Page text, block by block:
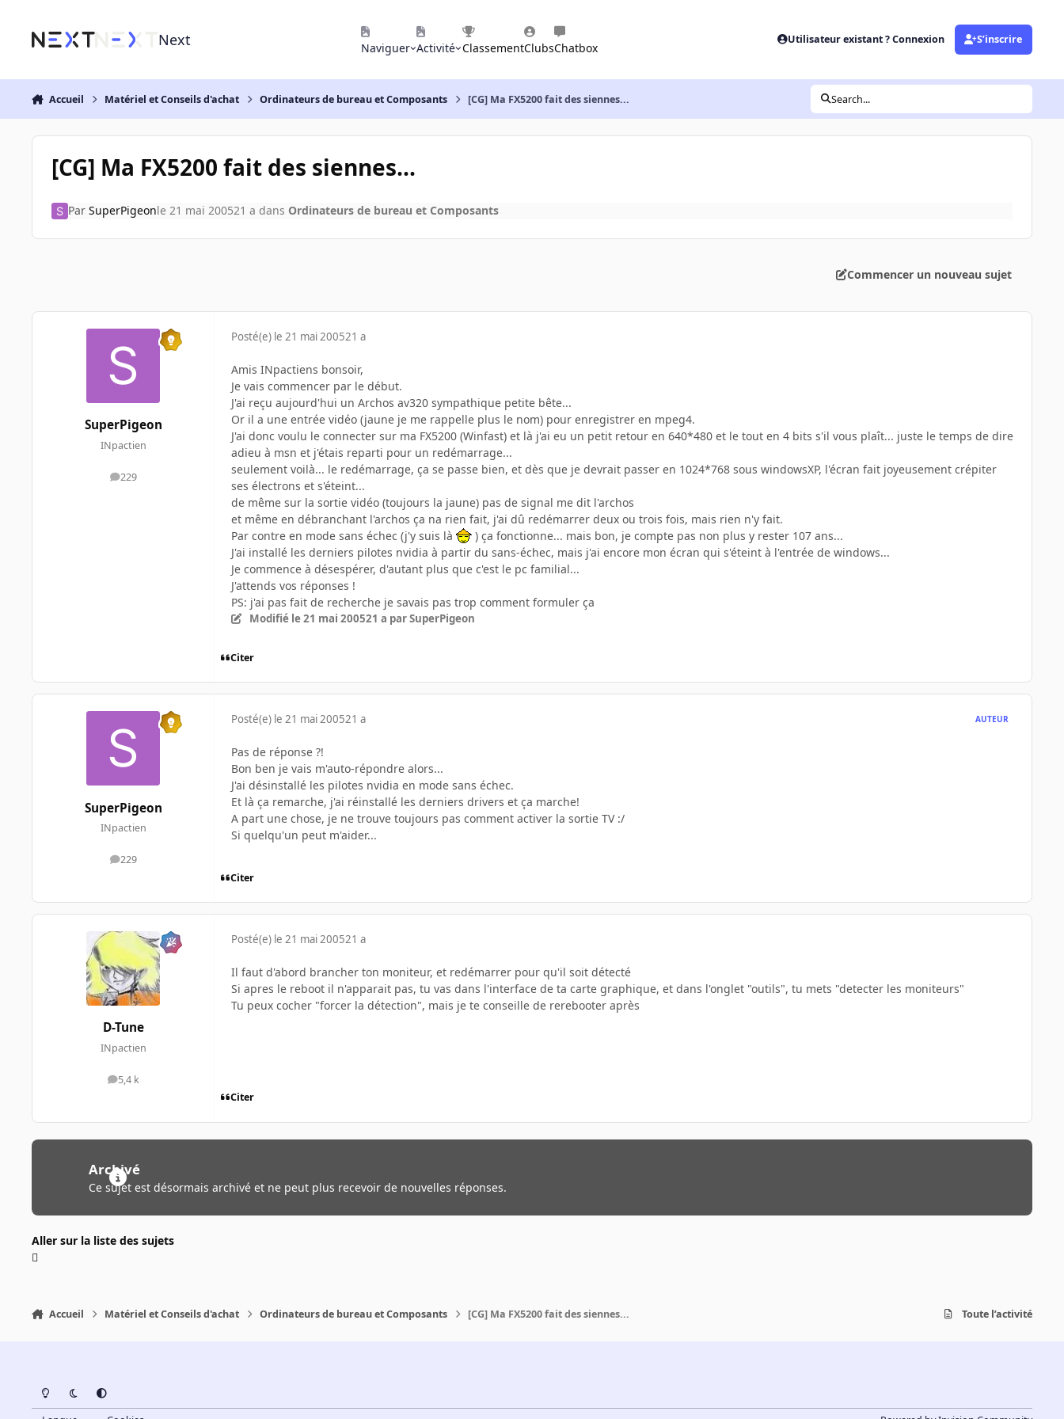
Next Naviguer Activité ClassementClubsChatbox
Utilisateur existant ? Connexion S’inscrire
Accueil Matériel et Conseils d'achat Ordinateurs de bureau et Composants [CG] Ma FX5200 fait des siennes... Search...
[CG] Ma FX5200 fait des siennes...
Par SuperPigeonle 21 mai 200521 a dans Ordinateurs de bureau et Composants
Commencer un nouveau sujet
SuperPigeon
INpactien
229
messages
Posté(e) le 21 mai 200521 a
Amis INpactiens bonsoir,
Je vais commencer par le début.
J'ai reçu aujourd'hui un Archos av320 sympathique petite bête...
Or il a une entrée vidéo (jaune je me rappelle plus le nom) pour enregistrer en mpeg4.
J'ai donc voulu le connecter sur ma FX5200 (Winfast) et là j'ai eu un petit retour en 640*480 et le tout en 4 bits s'il vous plaît... juste le temps de dire
adieu à msn et j'étais reparti pour un redémarrage...
seulement voilà... le redémarrage, ça se passe bien, et dès que je devrait passer en 1024*768 sous windowsXP, l'écran fait joyeusement crépiter
ses électrons et s'éteint...
de même sur la sortie vidéo (toujours la jaune) pas de signal me dit l'archos
et même en débranchant l'archos ça na rien fait, j'ai dû redémarrer deux ou trois fois, mais rien n'y fait.
Par contre en mode sans échec (j'y suis là
) ça fonctionne... mais bon, je compte pas non plus y rester 107 ans...
J'ai installé les derniers pilotes nvidia à partir du sans-échec, mais j'ai encore mon écran qui s'éteint à l'entrée de windows...
Je commence à désespérer, d'autant plus que c'est le pc familial...
J'attends vos réponses !
PS: j'ai pas fait de recherche je savais pas trop comment formuler ça
Modifié le 21 mai 200521 a par SuperPigeon
Citer
SuperPigeon
INpactien
229
messages
Posté(e) le 21 mai 200521 a AUTEUR
Pas de réponse ?!
Bon ben je vais m'auto-répondre alors...
J'ai désinstallé les pilotes nvidia en mode sans échec.
Et là ça remarche, j'ai réinstallé les derniers drivers et ça marche!
A part une chose, je ne trouve toujours pas comment activer la sortie TV :/
Si quelqu'un peut m'aider...
Citer
D-Tune
INpactien
5,4 k
messages
Posté(e) le 21 mai 200521 a
Il faut d'abord brancher ton moniteur, et redémarrer pour qu'il soit détecté
Si apres le reboot il n'apparait pas, tu vas dans l'interface de ta carte graphique, et dans l'onglet "outils", tu mets "detecter les moniteurs"
Tu peux cocher "forcer la détection", mais je te conseille de rerebooter après
Citer
Archivé
Ce sujet est désormais archivé et ne peut plus recevoir de nouvelles réponses.
Aller sur la liste des sujets
Accueil Matériel et Conseils d'achat Ordinateurs de bureau et Composants [CG] Ma FX5200 fait des siennes... Toute l’activité
Light ModeDark ModeSystem Preference